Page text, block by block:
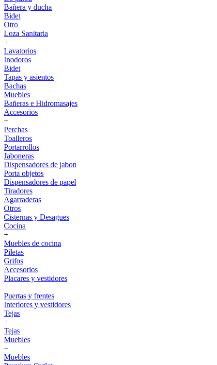
Bañera y ducha
Bidet
Otro
Loza Sanitaria
+
Lavatorios
Inodoros
Bidet
Tapas y asientos
Bachas
Muebles
Bañeras e Hidromasajes
Accesorios
+
Perchas
Toalleros
Portarrollos
Jaboneras
Dispensadores de jabon
Porta objetos
Dispensadores de papel
Tiradores
Agarraderas
Otros
Cisternas y Desagues
Cocina
+
Muebles de cocina
Piletas
Grifos
Accesorios
Placares y vestidores
+
Puertas y frentes
Interiores y vestidores
Tejas
+
Tejas
Muebles
+
Muebles